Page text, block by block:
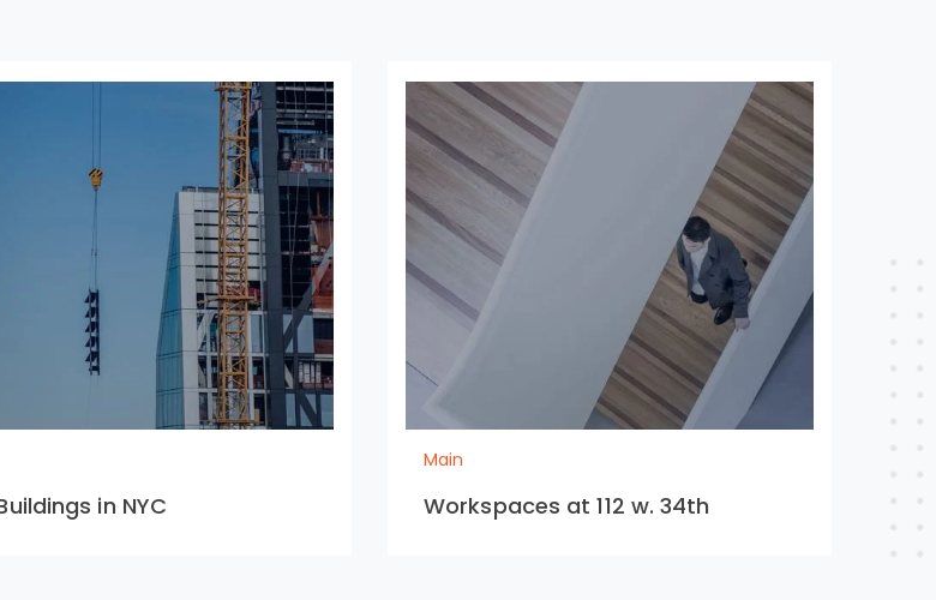
in NYC
Main
Workspaces at 112 w. 34th